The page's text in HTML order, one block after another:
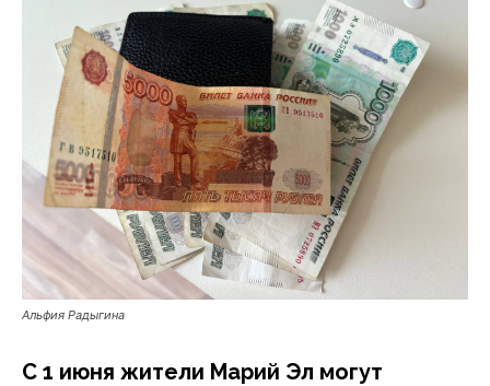
Альфия Радыгина
С 1 июня жители Марий Эл могут